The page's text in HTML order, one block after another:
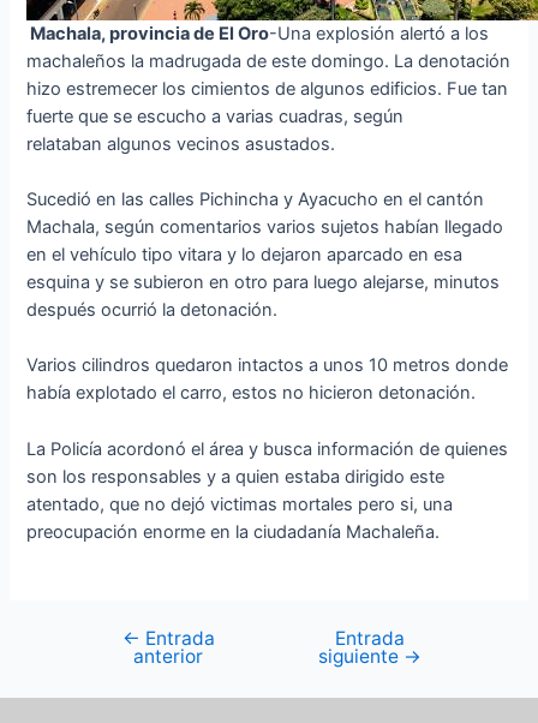
Machala, provincia de El Oro-Una explosión alertó a los
machaleños la madrugada de este domingo. La denotación
hizo estremecer los cimientos de algunos edificios. Fue tan
fuerte que se escucho a varias cuadras, según
relataban algunos vecinos asustados.
Sucedió en las calles Pichincha y Ayacucho en el cantón
Machala, según comentarios varios sujetos habían llegado
en el vehículo tipo vitara y lo dejaron aparcado en esa
esquina y se subieron en otro para luego alejarse, minutos
después ocurrió la detonación.
Varios cilindros quedaron intactos a unos 10 metros donde
había explotado el carro, estos no hicieron detonación.
La Policía acordonó el área y busca información de quienes
son los responsables y a quien estaba dirigido este
atentado, que no dejó victimas mortales pero si, una
preocupación enorme en la ciudadanía Machaleña.
← Entrada
anterior
Entrada
siguiente →